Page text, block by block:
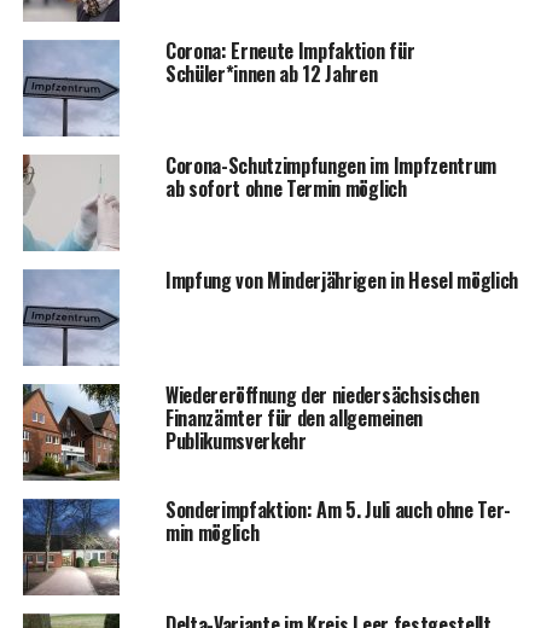
Coro­na: Erneu­te Impf­ak­ti­on für
Schüler*innen ab 12 Jahren
Coro­na-Schutz­imp­fun­gen im Impf­zen­trum
ab sofort ohne Ter­min möglich
Imp­fung von Min­der­jäh­ri­gen in Hesel möglich
Wie­der­eröff­nung der nie­der­säch­si­schen
Finanz­äm­ter für den all­ge­mei­nen
Publikumsverkehr
Son­der­impf­ak­ti­on: Am 5. Juli auch ohne Ter­
min möglich